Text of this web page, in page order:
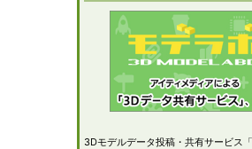
3Dモデルデータ投稿・共有サービス「